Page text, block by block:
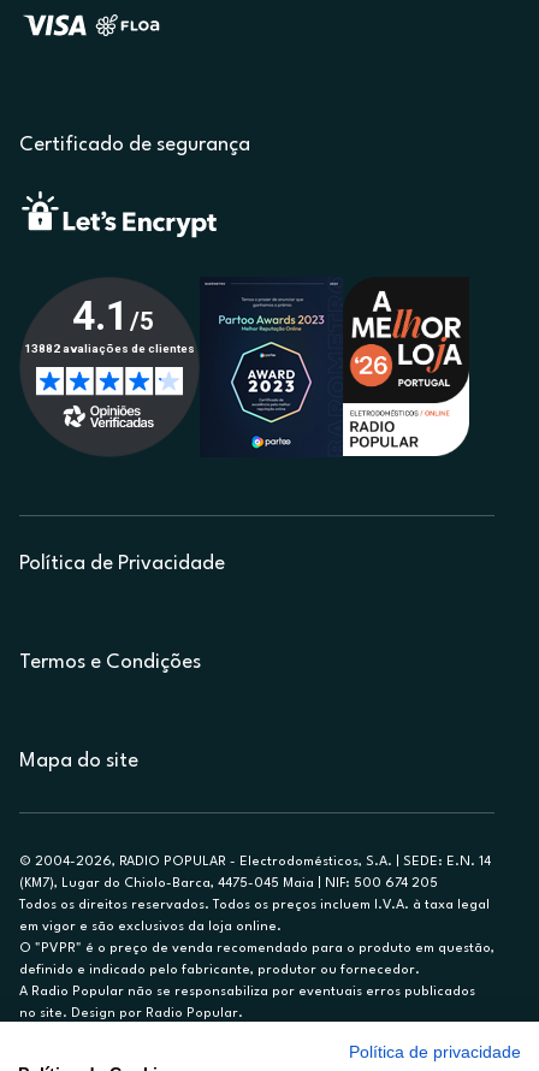
Certificado de segurança
Política de Privacidade
Termos e Condições
Mapa do site
© 2004-2026, RADIO POPULAR - Electrodomésticos, S.A. | SEDE: E.N. 14
(KM7), Lugar do Chiolo-Barca, 4475-045 Maia | NIF: 500 674 205
Todos os direitos reservados. Todos os preços incluem I.V.A. à taxa legal
em vigor e são exclusivos da loja online.
O "PVPR" é o preço de venda recomendado para o produto em questão,
definido e indicado pelo fabricante, produtor ou fornecedor.
A Radio Popular não se responsabiliza por eventuais erros publicados
no site. Design por Radio Popular.
Política de privacidade